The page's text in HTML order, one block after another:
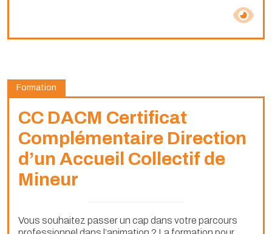
Formation
CC DACM Certificat
Complémentaire Direction
d’un Accueil Collectif de
Mineur
Vous souhaitez passer un cap dans votre parcours